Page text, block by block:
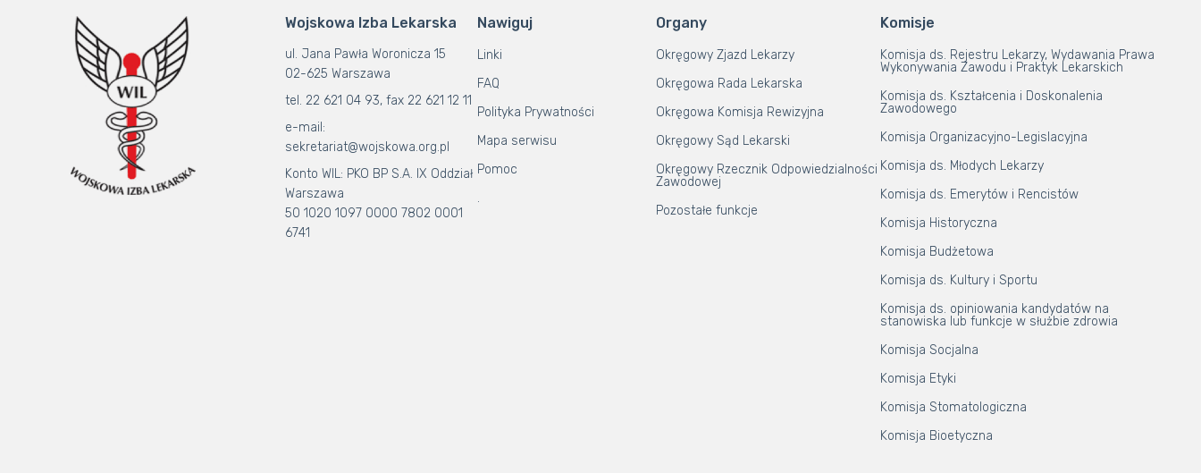
Wojskowa Izba Lekarska
ul. Jana Pawła Woronicza 15
02-625 Warszawa
tel. 22 621 04 93, fax 22 621 12 11
e-mail:
sekretariat@wojskowa.org.pl
Konto WIL: PKO BP S.A. IX Oddział
Warszawa
50 1020 1097 0000 7802 0001
6741
Nawiguj
Linki
FAQ
Polityka Prywatności
Mapa serwisu
Pomoc
.
Organy
Okręgowy Zjazd Lekarzy
Okręgowa Rada Lekarska
Okręgowa Komisja Rewizyjna
Okręgowy Sąd Lekarski
Okręgowy Rzecznik Odpowiedzialności
Zawodowej
Pozostałe funkcje
Komisje
Komisja ds. Rejestru Lekarzy, Wydawania Prawa
Wykonywania Zawodu i Praktyk Lekarskich
Komisja ds. Kształcenia i Doskonalenia
Zawodowego
Komisja Organizacyjno-Legislacyjna
Komisja ds. Młodych Lekarzy
Komisja ds. Emerytów i Rencistów
Komisja Historyczna
Komisja Budżetowa
Komisja ds. Kultury i Sportu
Komisja ds. opiniowania kandydatów na
stanowiska lub funkcje w służbie zdrowia
Komisja Socjalna
Komisja Etyki
Komisja Stomatologiczna
Komisja Bioetyczna